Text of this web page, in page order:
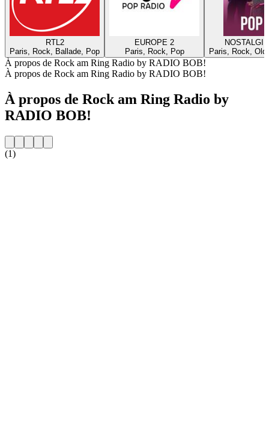
RTL2
Paris, Rock, Ballade, Pop
EUROPE 2
Paris, Rock, Pop
Paris, Rock,
À propos de Rock am Ring Radio by RADIO BOB!
À propos de Rock am Ring Radio by RADIO BOB!
À propos de Rock am Ring Radio by
RADIO BOB!
(1)